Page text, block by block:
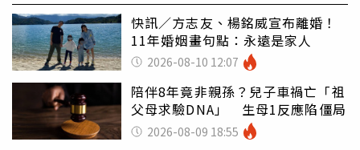
快訊／方志友、楊銘威宣布離婚！
11年婚姻畫句點：永遠是家人
2026-08-10 12:07
陪伴8年竟非親孫？兒子車禍亡「祖
父母求驗DNA」 生母1反應陷僵局
2026-08-09 18:55